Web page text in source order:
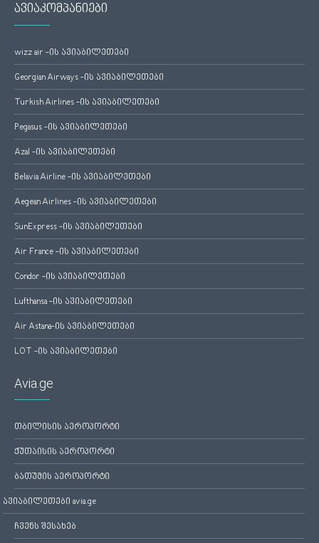
ავიაკომპანიები
wizz air -ის ავიაბილეთები
Georgian Airways -ის ავიაბილეთები
Turkish Airlines -ის ავიაბილეთები
Pegasus -ის ავიაბილეთები
Azal -ის ავიაბილეთები
Belavia Airline -ის ავიაბილეთები
Aegean Airlines -ის ავიაბილეთები
SunExpress -ის ავიაბილეთები
Air France -ის ავიაბილეთები
Condor -ის ავიაბილეთები
Lufthansa -ის ავიაბილეთები
Air Astana-ის ავიაბილეთები
LOT -ის ავიაბილეთები
Avia.ge
თბილისის აეროპორტი
ქუთაისის აეროპორტი
ბათუმის აეროპორტი
ავიაბილეთები avia.ge
ჩვენს შესახებ